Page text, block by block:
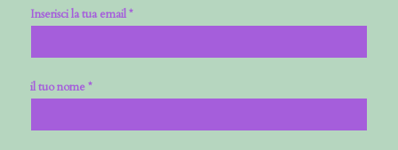
Inserisci la tua email *
il tuo nome *